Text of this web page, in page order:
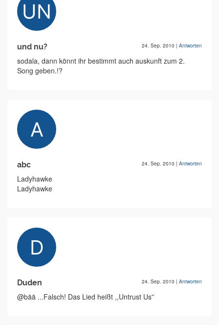
und nu? 24. Sep. 2010 | Antworten
sodala, dann könnt ihr bestimmt auch auskunft zum 2.
Song geben.!?
abc 24. Sep. 2010 | Antworten
Ladyhawke
Ladyhawke
Duden 24. Sep. 2010 | Antworten
@bää ...Falsch! Das Lied heißt ,,Untrust Us''